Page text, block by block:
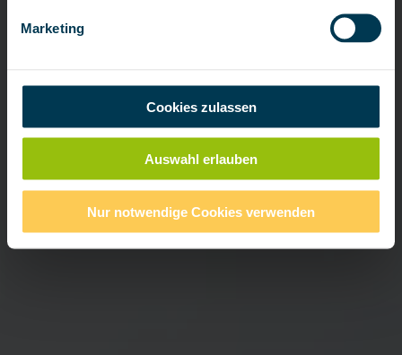
Marketing
Cookies zulassen
Auswahl erlauben
Nur notwendige Cookies verwenden